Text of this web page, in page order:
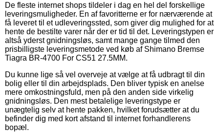
De fleste internet shops tildeler i dag en hel del forskellige
leveringsmuligheder. En af favoritterne er for nærværende at
få leveret til et udleveringssted, som giver dig mulighed for at
hente de bestilte varer når der er tid til det. Leveringstypen er
altså yderst gnidningsløs, samt mange gange tilmed den
prisbilligste leveringsmetode ved køb af Shimano Bremse
Tiagra BR-4700 For CS51 27.5MM.
Du kunne lige så vel overveje at vælge at få udbragt til din
bolig eller til din arbejdsplads. Den bliver typisk en anelse
mere omkostningsfuld, men på den anden side virkelig
gnidningsløs. Den mest betalelige leveringstype er
unægtelig selv at hente pakken, hvilket forudsætter at du
befinder dig med kort afstand til internet forhandlerens
bopæl.